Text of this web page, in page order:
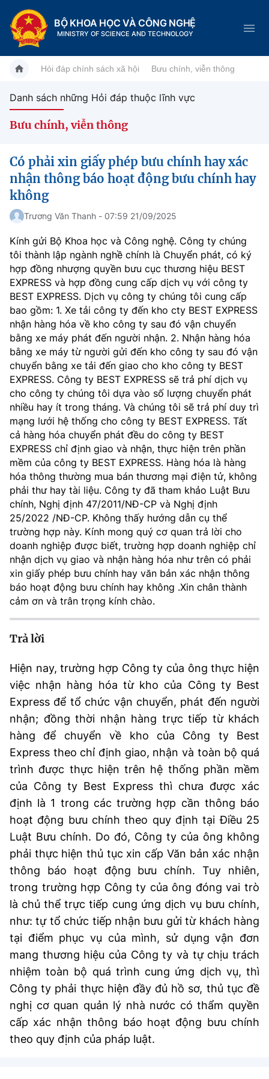
BỘ KHOA HỌC VÀ CÔNG NGHỆ
MINISTRY OF SCIENCE AND TECHNOLOGY
Giới thiệu
Chức năng nhiệm vụ
Lịch sử phát triển
Sở Khoa học và Công nghệ
Tin tức sự kiện
Đổi mới sáng tạo
Chuyển đổi số
Bưu chính, Viễn thông
Sở hữu trí tuệ
Tiêu chuẩn, đo lường, chất lượng
Năng lượng nguyên tử
Tin tổng hợp
Tin địa phương
Hệ thống văn bản
Văn bản QPPL
Văn bản chỉ đạo điều hành
Lấy ý kiến người dân về dự thảo VBQPPL
MST IOFFICE
THỐNG KÊ
Khoa học và Công nghệ
Đổi mới sáng tạo
Chuyển đổi số
Bưu chính, Viễn thông
Sở hữu trí tuệ
Tiêu chuẩn, đo lường, chất lượng
Năng lượng nguyên tử
Multimedia
THƯ ĐIỆN TỬ
Khác
Videos
Infographic
Ảnh
Voice
Nhiệm vụ trọng tâm
Chọn ngôn ngữ
Vietnamese English
Điều khoản sử dụng Theo dõi MST: Góp ý
Cơ quan chủ quản: Bộ Khoa học và Công nghệ (MST)
Chịu trách nhiệm nội dung: Nguyễn Thị Hải Hằng
Giám đốc Trung tâm Truyền thông Khoa học và Công nghệ.
Địa chỉ: Ban Biên tập Cổng TTĐT - 18 Nguyễn Du, TP. Hà Nội
Điện thoại: 024 3936 9506
Email:stc@mst.gov.vn
©2026 Bản quyền thuộc Bộ Khoa Học và Công Nghệ
(Ghi rõ nguồn "https://mst.gov.vn" khi phát hành lại thông tin từ
website này)
Hỏi đáp chính sách xã hội Bưu chính, viễn thông
Danh sách những Hỏi đáp thuộc lĩnh vực
Bưu chính, viễn thông
Có phải xin giấy phép bưu chính hay xác
nhận thông báo hoạt động bưu chính hay
không
Trương Văn Thanh - 07:59 21/09/2025
Kính gửi Bộ Khoa học và Công nghệ. Công ty chúng
tôi thành lập ngành nghề chính là Chuyển phát, có ký
hợp đồng nhượng quyền bưu cục thương hiệu BEST
EXPRESS và hợp đồng cung cấp dịch vụ với công ty
BEST EXPRESS. Dịch vụ công ty chúng tôi cung cấp
bao gồm: 1. Xe tải công ty đến kho cty BEST EXPRESS
nhận hàng hóa về kho công ty sau đó vận chuyển
bằng xe máy phát đến người nhận. 2. Nhận hàng hóa
bằng xe máy từ người gửi đến kho công ty sau đó vận
chuyển bằng xe tải đến giao cho kho công ty BEST
EXPRESS. Công ty BEST EXPRESS sẽ trả phí dịch vụ
cho công ty chúng tôi dựa vào số lượng chuyển phát
nhiều hay ít trong tháng. Và chúng tôi sẽ trả phí duy trì
mạng lưới hệ thống cho công ty BEST EXPRESS. Tất
cả hàng hóa chuyển phát đều do công ty BEST
EXPRESS chỉ định giao và nhận, thực hiện trên phần
mềm của công ty BEST EXPRESS. Hàng hóa là hàng
hóa thông thường mua bán thương mại điện tử, không
phải thư hay tài liệu. Công ty đã tham khảo Luật Bưu
chính, Nghị định 47/2011/NĐ-CP và Nghị định
25/2022 /NĐ-CP. Không thấy hướng dẫn cụ thể
trường hợp này. Kính mong quý cơ quan trả lời cho
doanh nghiệp được biết, trường hợp doanh nghiệp chỉ
nhận dịch vụ giao và nhận hàng hóa như trên có phải
xin giấy phép bưu chính hay văn bản xác nhận thông
báo hoạt động bưu chính hay không .Xin chân thành
cảm ơn và trân trọng kính chào.
Trả lời
Hiện nay, trường hợp Công ty của ông thực hiện
việc nhận hàng hóa từ kho của Công ty Best
Express để tổ chức vận chuyển, phát đến người
nhận; đồng thời nhận hàng trực tiếp từ khách
hàng để chuyển về kho của Công ty Best
Express theo chỉ định giao, nhận và toàn bộ quá
trình được thực hiện trên hệ thống phần mềm
của Công ty Best Express thì chưa được xác
định là 1 trong các trường hợp cần thông báo
hoạt động bưu chính theo quy định tại Điều 25
Luật Bưu chính. Do đó, Công ty của ông không
phải thực hiện thủ tục xin cấp Văn bản xác nhận
thông báo hoạt động bưu chính. Tuy nhiên,
trong trường hợp Công ty của ông đóng vai trò
là chủ thể trực tiếp cung ứng dịch vụ bưu chính,
như: tự tổ chức tiếp nhận bưu gửi từ khách hàng
tại điểm phục vụ của mình, sử dụng vận đơn
mang thương hiệu của Công ty và tự chịu trách
nhiệm toàn bộ quá trình cung ứng dịch vụ, thì
Công ty phải thực hiện đầy đủ hồ sơ, thủ tục đề
nghị cơ quan quản lý nhà nước có thẩm quyền
cấp xác nhận thông báo hoạt động bưu chính
theo quy định của pháp luật.